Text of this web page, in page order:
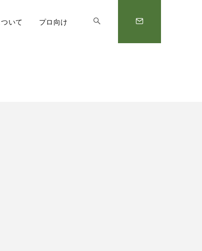
いて プロ向け